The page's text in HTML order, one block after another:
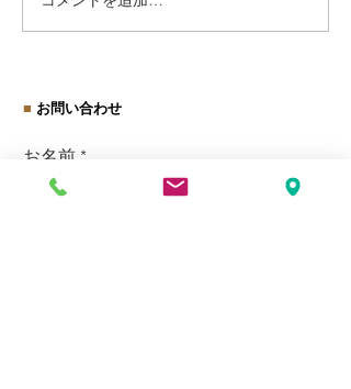
社会保険適用促進手当と
■ お問い合わせ
お名前